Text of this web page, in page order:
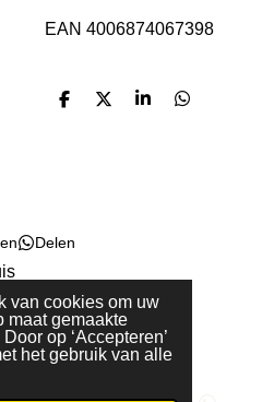
van cookies om uw
maat gemaakte
op ‘Accepteren’
het gebruik van alle
EAN 4006874067398
D
D
S
D
Delen